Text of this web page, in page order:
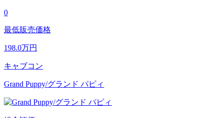
0
最低販売価格
198.0万円
キャブコン
Grand Puppy/グランド パピィ